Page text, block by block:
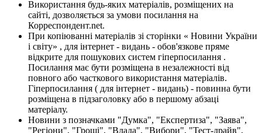
Використання будь-яких матеріалів, розміщених на
сайті, дозволяється за умови посилання на
Корреспондент.net.
При копіюванні матеріалів зі сторінки « Новини України
і світу» , для інтернет - видань - обов'язкове пряме
відкрите для пошукових систем гіперпосилання .
Посилання має бути розміщена в незалежності від
повного або часткового використання матеріалів.
Гіперпосилання ( для інтернет - видань) - повинна бути
розміщена в підзаголовку або в першому абзаці
матеріалу.
Новини з позначками "Думка", "Експертиза", "Заява",
"Регіони", "Гроші", "Влада", "Вибори", "Тест-драйв",